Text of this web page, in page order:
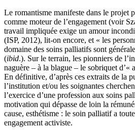
Le romantisme manifeste dans le projet
comme moteur de l’engagement (voir
travail impliquée exige un amour
(ISP, 2012), lit-on encore, et « les
domaine des soins palliatifs sont
(ibid.). Sur le terrain, les pionniers de
naguère – à la blague – le sobriquet d’«
En définitive, d’après ces extraits de la
l’institution et/ou les soignantes
l’exercice d’une profession aux soins
motivation qui dépasse de loin la
cause, esthétisme : le soin palliatif a
engagement activiste.